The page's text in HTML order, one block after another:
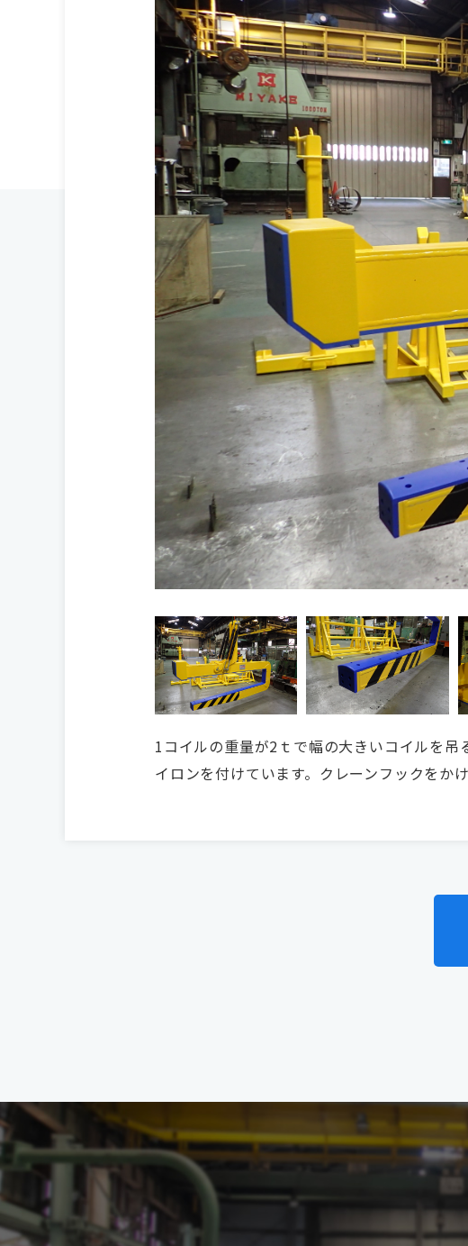
1コイルの重量が2ｔで幅の大きいコイルを
イロンを付けています。クレーンフックをか